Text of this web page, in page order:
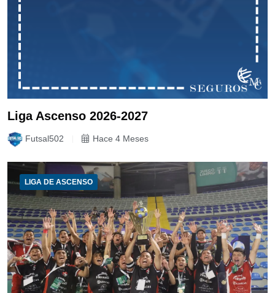
Liga Ascenso 2026-2027
Futsal502 Hace 4 Meses
LIGA DE ASCENSO